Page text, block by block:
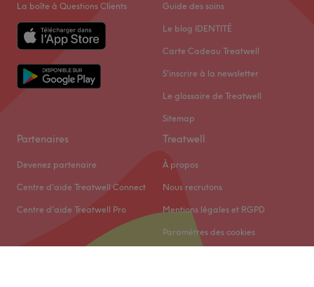
La boîte à Questions Clients Guide des soins
Le blog IDENTITÉ
Carte Cadeau Treatwell
S'inscrire à la newsletter
Le glossaire de Treatwell
Sitemap
Partenaires
Devenez partenaire
Centre d'aide Treatwell Connect
Centre d'aide Treatwell Pro
Treatwell
À propos
Nous recrutons
Mentions légales et RGPD
Paramètres des cookies